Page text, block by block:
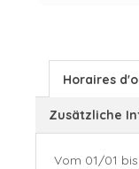
Horaires
Zusätzliche
Vom 01/01